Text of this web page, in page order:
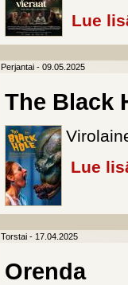
Lue
Perjantai - 09.05.2025
The Black
Lue
Torstai - 17.04.2025
Orenda